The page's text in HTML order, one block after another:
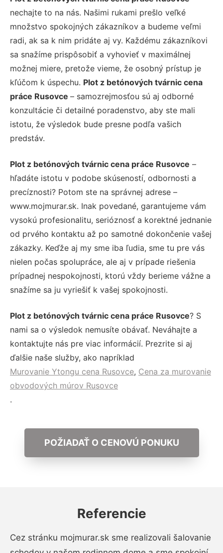
nechajte to na nás. Našimi rukami prešlo veľké
množstvo spokojných zákazníkov a budeme veľmi
radi, ak sa k nim pridáte aj vy. Každému zákazníkovi
sa snažíme prispôsobiť a vyhovieť v maximálnej
možnej miere, pretože vieme, že osobný prístup je
kľúčom k úspechu. Plot z betónových tvárnic cena
práce Rusovce – samozrejmosťou sú aj odborné
konzultácie či detailné poradenstvo, aby ste mali
istotu, že výsledok bude presne podľa vašich
predstáv.
Plot z betónových tvárnic cena práce Rusovce –
hľadáte istotu v podobe skúseností, odbornosti a
precíznosti? Potom ste na správnej adrese –
www.mojmurar.sk. Inak povedané, garantujeme vám
vysokú profesionalitu, serióznosť a korektné jednanie
od prvého kontaktu až po samotné dokončenie vašej
zákazky. Keďže aj my sme iba ľudia, sme tu pre vás
nielen počas spolupráce, ale aj v prípade riešenia
prípadnej nespokojnosti, ktorú vždy berieme vážne a
snažíme sa ju vyriešiť k vašej spokojnosti.
Plot z betónových tvárnic cena práce Rusovce? S
nami sa o výsledok nemusíte obávať. Neváhajte a
kontaktujte nás pre viac informácií. Prezrite si aj
ďalšie naše služby, ako napríklad
Murovanie Ytongu cena Rusovce, Cena za murovanie
obvodových múrov Rusovce
.
POŽIADAŤ O CENOVÚ PONUKU
Referencie
Cez stránku mojmurar.sk sme realizovali šalovanie